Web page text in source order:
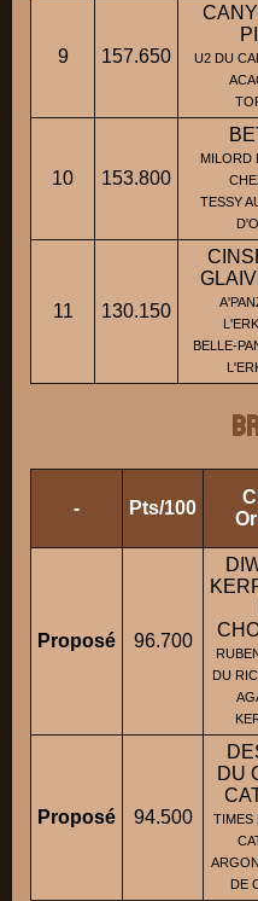
9 157.650
U2 DU
10 153.800
MILORD
TESSY
11 130.150
BELLE-
- Pts/100
Proposé 96.700
DU
Proposé 94.500
DU
TIMES
DE